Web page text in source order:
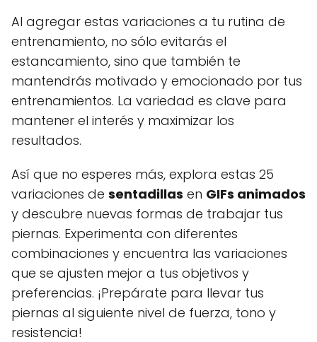
Al agregar estas variaciones a tu rutina de
entrenamiento, no sólo evitarás el
estancamiento, sino que también te
mantendrás motivado y emocionado por tus
entrenamientos. La variedad es clave para
mantener el interés y maximizar los
resultados.
Así que no esperes más, explora estas 25
variaciones de sentadillas en GIFs animados
y descubre nuevas formas de trabajar tus
piernas. Experimenta con diferentes
combinaciones y encuentra las variaciones
que se ajusten mejor a tus objetivos y
preferencias. ¡Prepárate para llevar tus
piernas al siguiente nivel de fuerza, tono y
resistencia!